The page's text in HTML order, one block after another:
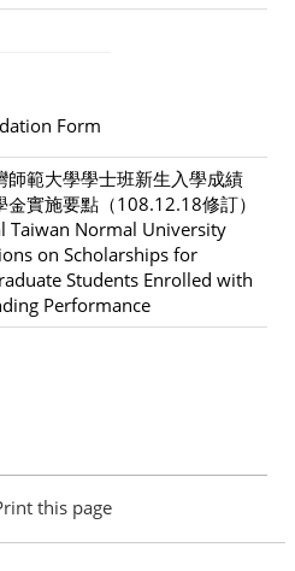
Form
師範大學學士班新生入學成績
金實施要點（108.12.18修訂）
Taiwan Normal University
on Scholarships for
Students Enrolled with
Performance
this page